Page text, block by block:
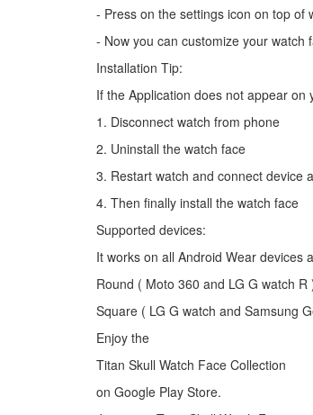
- Press on the settings icon on top of
- Now you can customize your watch
Installation Tip:
If the Application does not appear
1. Disconnect watch from phone
2. Uninstall the watch face
3. Restart watch and connect device
4. Then finally install the watch face
Supported devices:
It works on all Android Wear devices
Round ( Moto 360 and LG G watch R
Square ( LG G watch and Samsung
Enjoy the
Titan Skull Watch Face Collection
on Google Play Store.